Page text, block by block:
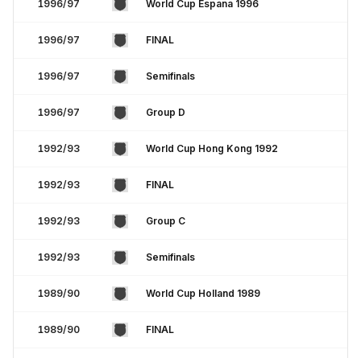
1996/97 World Cup Espana 1996
1996/97 FINAL
1996/97 Semifinals
1996/97 Group D
1992/93 World Cup Hong Kong 1992
1992/93 FINAL
1992/93 Group C
1992/93 Semifinals
1989/90 World Cup Holland 1989
1989/90 FINAL